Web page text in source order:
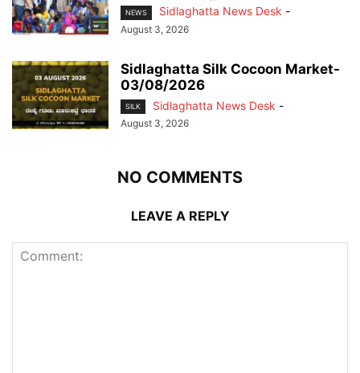
NEWS Sidlaghatta News Desk -
August 3, 2026
Sidlaghatta Silk Cocoon Market-
03/08/2026
SILK Sidlaghatta News Desk -
August 3, 2026
NO COMMENTS
LEAVE A REPLY